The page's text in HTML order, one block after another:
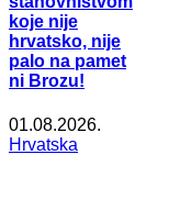
koje nije
hrvatsko, nije
palo na pamet
ni Brozu!
01.08.2026.
Hrvatska